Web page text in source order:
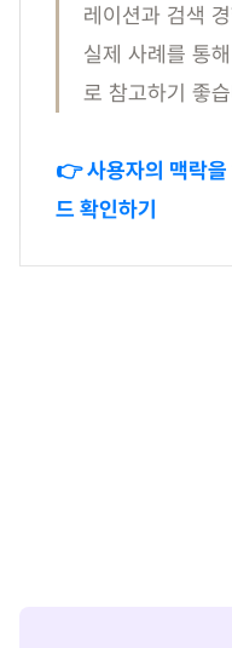
레이션과 검색
실제 사례를 통
로 참고하기 좋
👉 사용자의 맥락을
드 확인하기